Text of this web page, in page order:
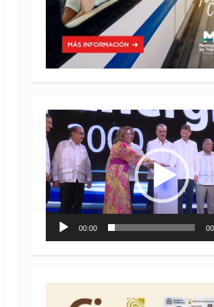
Reproductor
de
vídeo
00:00